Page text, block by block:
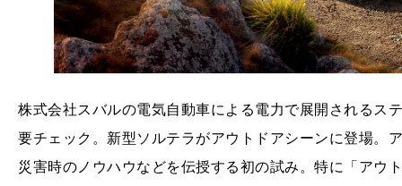
株式会社スバルの電気自動車による電力で展開されるス
要チェック。新型ソルテラがアウトドアシーンに登場。
災害時のノウハウなどを伝授する初の試み。特に「アウ